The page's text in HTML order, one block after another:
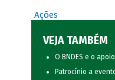
Ações
VEJA TAMBÉM
O BNDES e o
Patrocínio a